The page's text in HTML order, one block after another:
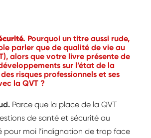
Pourquoi un titre aussi rude,
parler que de qualité de vie au
alors que votre livre présente de
sur l’état de la
risques professionnels et ses
la QVT ?
Parce que la place de la QVT
de santé et sécurité au
pour moi l’indignation de trop face